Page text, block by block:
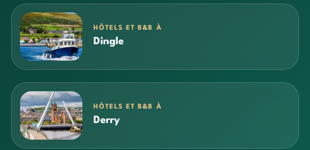
HÔTELS ET B&B À
Dingle
HÔTELS ET B&B À
Derry